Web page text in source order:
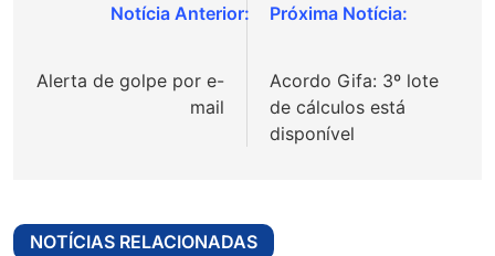
Navegação
Post
Alerta de golpe por e-
mail
Acordo Gifa: 3º lote
de cálculos está
disponível
NOTÍCIAS RELACIONADAS